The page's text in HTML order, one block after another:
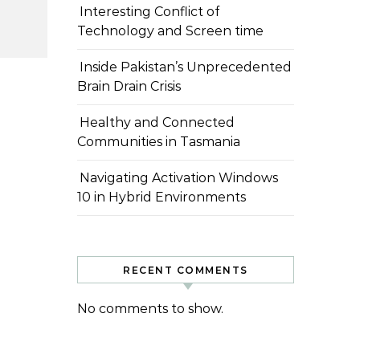
Interesting Conflict of
Technology and Screen time
Inside Pakistan’s Unprecedented
Brain Drain Crisis
Healthy and Connected
Communities in Tasmania
Navigating Activation Windows
10 in Hybrid Environments
RECENT COMMENTS
No comments to show.